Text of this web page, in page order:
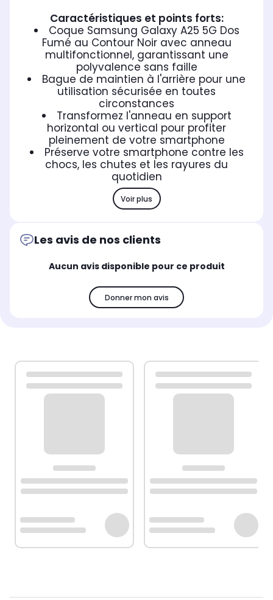
Caractéristiques et points forts:
Coque Samsung Galaxy A25 5G Dos
Fumé au Contour Noir avec anneau
multifonctionnel, garantissant une
polyvalence sans faille
Bague de maintien à l'arrière pour une
utilisation sécurisée en toutes
circonstances
Transformez l'anneau en support
horizontal ou vertical pour profiter
pleinement de votre smartphone
Préserve votre smartphone contre les
chocs, les chutes et les rayures du
quotidien
Voir plus
Les avis de nos clients
Aucun avis disponible pour ce produit
Donner mon avis